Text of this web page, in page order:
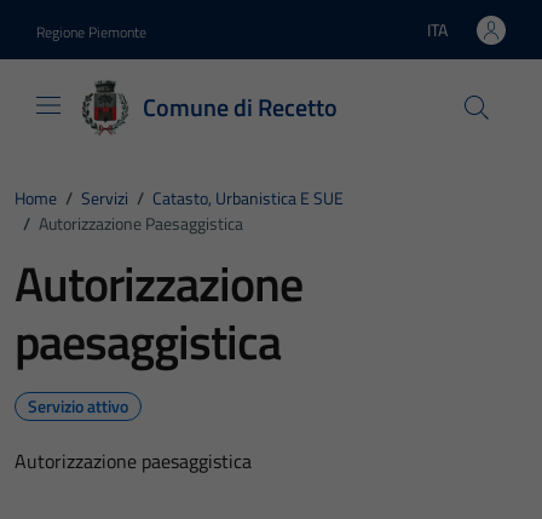
Regione Piemonte Lingua attiva:
ITA
Comune di Recetto
Home / Servizi / Catasto, Urbanistica E SUE
/ Autorizzazione Paesaggistica
Autorizzazione
paesaggistica
Servizio attivo
Autorizzazione paesaggistica